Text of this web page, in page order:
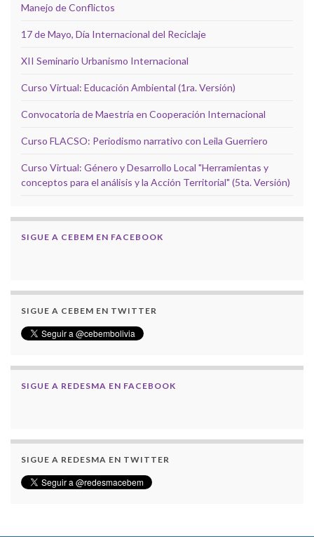
Manejo de Conflictos
17 de Mayo, Día Internacional del Reciclaje
XII Seminario Urbanismo Internacional
Curso Virtual: Educación Ambiental (1ra. Versión)
Convocatoria de Maestría en Cooperación Internacional
Curso FLACSO: Periodismo narrativo con Leila Guerriero
Curso Virtual: Género y Desarrollo Local "Herramientas y
conceptos para el análisis y la Acción Territorial" (5ta. Versión)
SIGUE A CEBEM EN FACEBOOK
SIGUE A CEBEM EN TWITTER
SIGUE A REDESMA EN FACEBOOK
SIGUE A REDESMA EN TWITTER